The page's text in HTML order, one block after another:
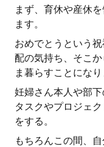
まず、育休や産休
ます。
おめでとうという
配の気持ち、そこ
ま暮らすことになり
妊婦さん本人や部下
タスクやプロジェ
をする。
もちろんこの間、